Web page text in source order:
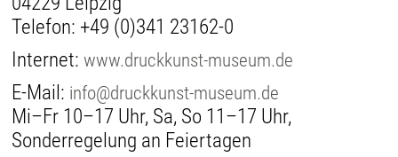
Telefon: +49 (0)341 23162-0
Internet:www.druckkunst-museum.de
E-Mail: info@druckkunst-museum.de
Mi–Fr 10–17 Uhr, Sa, So 11–17 Uhr,
Sonderregelung an Feiertagen